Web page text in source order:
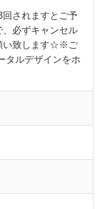
されますとご予
必ずキャンセル
い致します☆※ご
タルデザインをホ